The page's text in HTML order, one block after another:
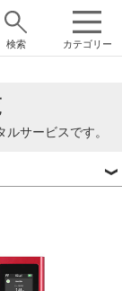
カテゴリー
検索
サービスです。